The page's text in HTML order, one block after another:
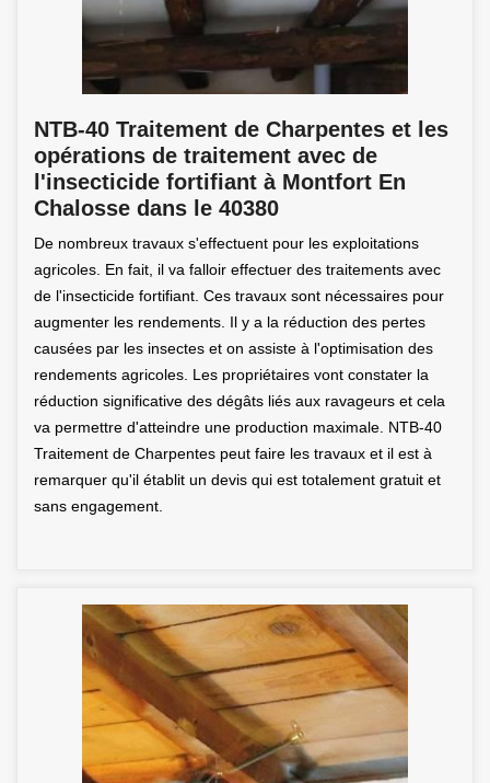
NTB-40 Traitement de Charpentes et les
opérations de traitement avec de
l'insecticide fortifiant à Montfort En
Chalosse dans le 40380
De nombreux travaux s'effectuent pour les exploitations
agricoles. En fait, il va falloir effectuer des traitements avec
de l'insecticide fortifiant. Ces travaux sont nécessaires pour
augmenter les rendements. Il y a la réduction des pertes
causées par les insectes et on assiste à l'optimisation des
rendements agricoles. Les propriétaires vont constater la
réduction significative des dégâts liés aux ravageurs et cela
va permettre d'atteindre une production maximale. NTB-40
Traitement de Charpentes peut faire les travaux et il est à
remarquer qu'il établit un devis qui est totalement gratuit et
sans engagement.